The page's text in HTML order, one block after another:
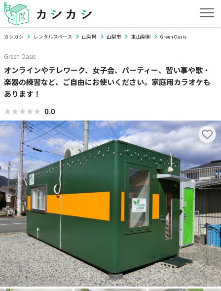
カシカシ レンタルスペース 山梨県 山梨市 東山梨駅 Green Oasis
Green Oasis
オンラインやテレワーク、女子会、パーティー、習い事や歌・
楽器の練習など、ご自由にお使いください。家庭用カラオケも
あります！
★★★★★
★★★★★ 0.0